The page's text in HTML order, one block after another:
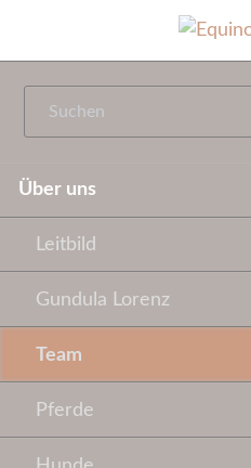
Navigation
Über uns
Leitbild
Gundula Lorenz
Team
Pferde